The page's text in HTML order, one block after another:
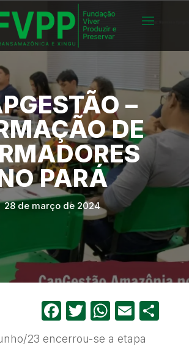
–
DE
PARÁ
28 de março de 2024
Facebook
TwitterEmail
23 encerrou-se a etapa